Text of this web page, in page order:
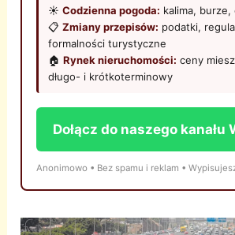
☀️Codzienna pogoda: kalima,
📋Zmiany przepisów: podatki,
formalności turystyczne
🏠Rynek nieruchomości: ceny
długo- i krótkoterminowy
Dołącz do naszego kanału
Anonimowo • Bez spamu i reklam •